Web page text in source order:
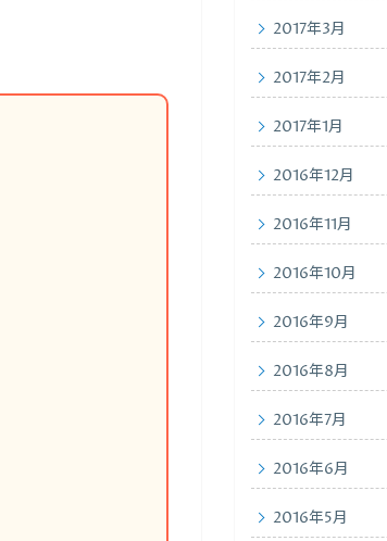
2017年3月
2017年2月
2017年1月
2016年12月
2016年11月
2016年10月
2016年9月
2016年8月
2016年7月
2016年6月
2016年5月